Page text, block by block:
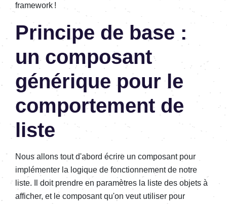
framework !
Principe de base :
un composant
générique pour le
comportement de
liste
Nous allons tout d'abord écrire un composant pour
implémenter la logique de fonctionnement de notre
liste. Il doit prendre en paramètres la liste des objets à
afficher, et le composant qu'on veut utiliser pour